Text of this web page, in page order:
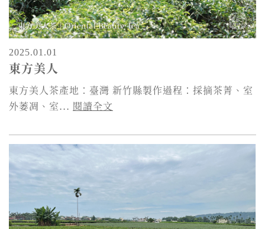
2025.01.01
東方美人
東方美人茶產地：臺灣 新竹縣製作過程：採摘茶菁、室
外萎凋、室... 閱讀全文